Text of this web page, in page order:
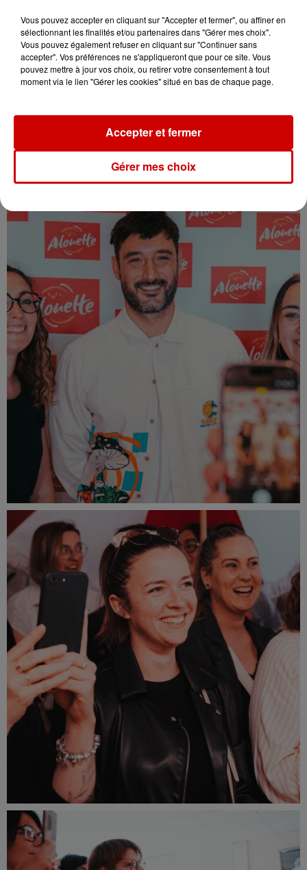
Vous pouvez accepter en cliquant sur "Accepter et fermer", ou affiner en
sélectionnant les finalités et/ou partenaires dans "Gérer mes choix".
Vous pouvez également refuser en cliquant sur "Continuer sans
accepter". Vos préférences ne s'appliqueront que pour ce site. Vous
pouvez mettre à jour vos choix, ou retirer votre consentement à tout
moment via le lien "Gérer les cookies" situé en bas de chaque page.
Gérer mes choix
Accepter et fermer